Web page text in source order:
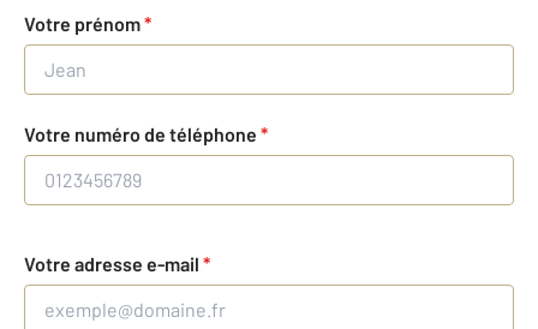
Votre prénom*
Votre numéro de téléphone *
Votre adresse e-mail *